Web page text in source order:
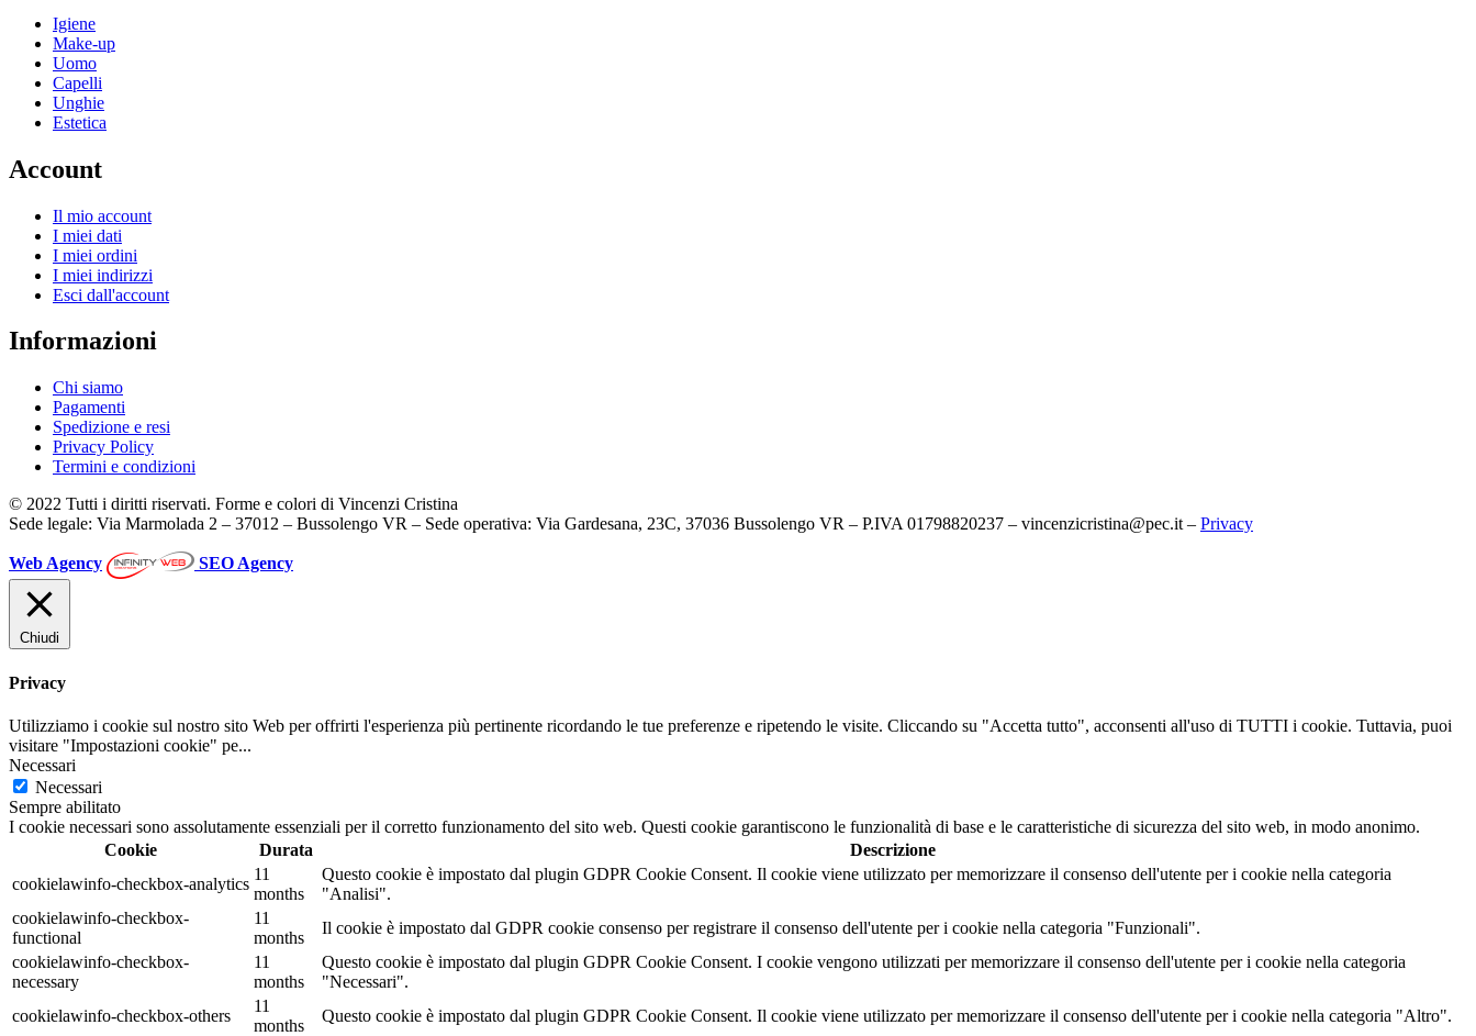
Igiene
Make-up
Uomo
Capelli
Unghie
Estetica
Account
Il mio account
I miei dati
I miei ordini
I miei indirizzi
Esci dall'account
Informazioni
Chi siamo
Pagamenti
Spedizione e resi
Privacy Policy
Termini e condizioni
© 2022 Tutti i diritti riservati. Forme e colori di Vincenzi Cristina
Sede legale: Via Marmolada 2 – 37012 – Bussolengo VR – Sede operativa: Via Gardesana, 23C, 37036 Bussolengo VR – P.IVA 01798820237 – vincenzicristina@pec.it – Privacy
Web Agency SEO Agency
Chiudi
Privacy
Utilizziamo i cookie sul nostro sito Web per offrirti l'esperienza più pertinente ricordando le tue preferenze e ripetendo le visite. Cliccando su "Accetta tutto", acconsenti all'uso di TUTTI i cookie. Tuttavia, puoi
visitare "Impostazioni cookie" pe...
Necessari
Necessari
Sempre abilitato
I cookie necessari sono assolutamente essenziali per il corretto funzionamento del sito web. Questi cookie garantiscono le funzionalità di base e le caratteristiche di sicurezza del sito web, in modo anonimo.
Cookie
Durata
Descrizione
cookielawinfo-checkbox-analytics
11
months
Questo cookie è impostato dal plugin GDPR Cookie Consent. Il cookie viene utilizzato per memorizzare il consenso dell'utente per i cookie nella categoria
"Analisi".
cookielawinfo-checkbox-
functional
11
months
Il cookie è impostato dal GDPR cookie consenso per registrare il consenso dell'utente per i cookie nella categoria "Funzionali".
cookielawinfo-checkbox-
necessary
11
months
Questo cookie è impostato dal plugin GDPR Cookie Consent. I cookie vengono utilizzati per memorizzare il consenso dell'utente per i cookie nella categoria
"Necessari".
cookielawinfo-checkbox-others
11
months
Questo cookie è impostato dal plugin GDPR Cookie Consent. Il cookie viene utilizzato per memorizzare il consenso dell'utente per i cookie nella categoria "Altro".